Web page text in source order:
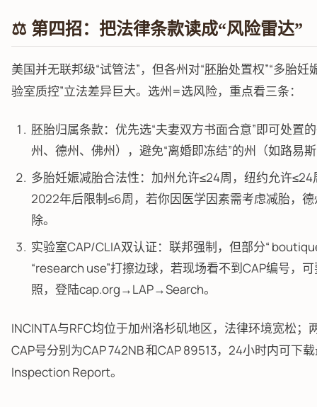
⚖️ 第四招：把法律条款读成“风险雷达”
美国并无联邦级“试管法”，但各州对“胚胎处置权”“多胎妊
验室质控”立法差异巨大。选州=选风险，重点看三条：
胚胎归属条款：优先选“夫妻双方书面合意”即可处置
州、德州、佛州），避免“离婚即冻结”的州（如路易
多胎妊娠减胎合法性：加州允许≤24周，纽约允许≤24
2022年后限制≤6周，若你因医学因素需考虑减胎，
除。
实验室CAP/CLIA双认证：联邦强制，但部分“
“research use”打擦边球，若现场看不到CAP编号，
照，登陆cap.org→LAP→Search。
INCINTA与RFC均位于加州洛杉矶地区，法律环境宽松；
CAP号分别为CAP 742NB 和CAP 89513，24小时内可下
Inspection Report。